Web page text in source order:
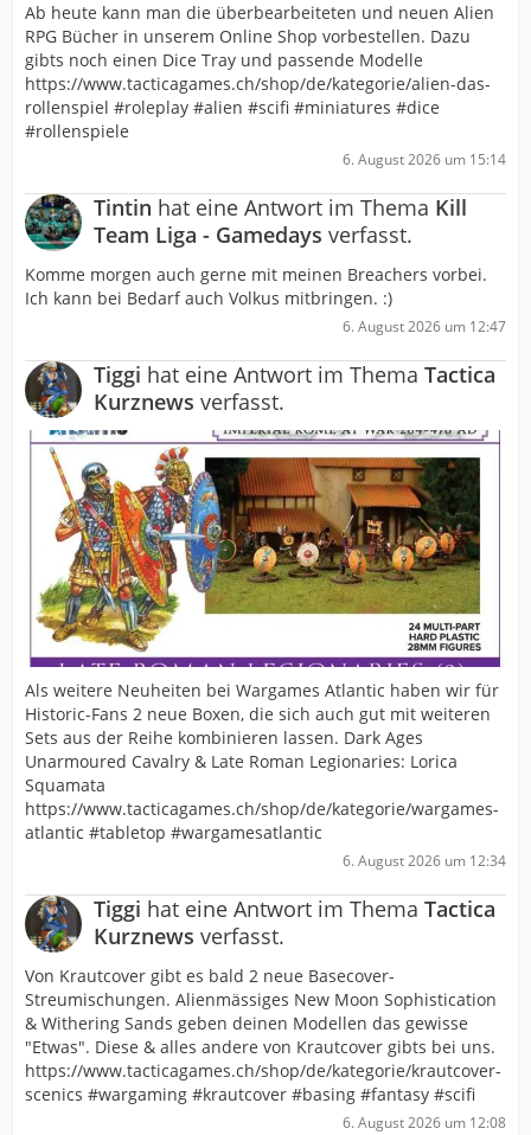
Ab heute kann man die überbearbeiteten und neuen Alien
RPG Bücher in unserem Online Shop vorbestellen. Dazu
gibts noch einen Dice Tray und passende Modelle
https://www.tacticagames.ch/shop/de/kategorie/alien-das-
rollenspiel #roleplay #alien #scifi #miniatures #dice
#rollenspiele
6. August 2026 um 15:14
Tintin hat eine Antwort im Thema Kill
Team Liga - Gamedays verfasst.
Komme morgen auch gerne mit meinen Breachers vorbei.
Ich kann bei Bedarf auch Volkus mitbringen. :)
6. August 2026 um 12:47
Tiggi hat eine Antwort im Thema Tactica
Kurznews verfasst.
Als weitere Neuheiten bei Wargames Atlantic haben wir für
Historic-Fans 2 neue Boxen, die sich auch gut mit weiteren
Sets aus der Reihe kombinieren lassen. Dark Ages
Unarmoured Cavalry & Late Roman Legionaries: Lorica
Squamata
https://www.tacticagames.ch/shop/de/kategorie/wargames-
atlantic #tabletop #wargamesatlantic
6. August 2026 um 12:34
Tiggi hat eine Antwort im Thema Tactica
Kurznews verfasst.
Von Krautcover gibt es bald 2 neue Basecover-
Streumischungen. Alienmässiges New Moon Sophistication
& Withering Sands geben deinen Modellen das gewisse
"Etwas". Diese & alles andere von Krautcover gibts bei uns.
https://www.tacticagames.ch/shop/de/kategorie/krautcover-
scenics #wargaming #krautcover #basing #fantasy #scifi
6. August 2026 um 12:08